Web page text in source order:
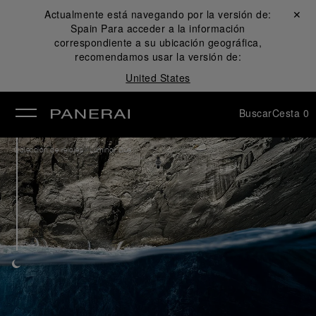
Actualmente está navegando por la versión de:
Spain Para acceder a la información
correspondiente a su ubicación geográfica,
recomendamos usar la versión de:
United States
Cerrar ✕
BuscarCesta 0
Colección de relojes /Luminor Due